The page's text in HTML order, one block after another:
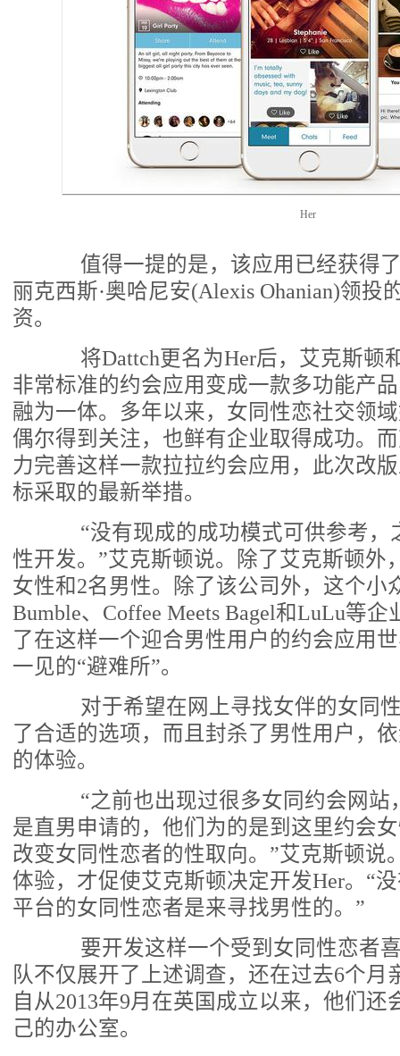
Her
值得一提的是，该应用已经获得了
丽克西斯·奥哈尼安(Alexis Ohanian)领投
资。
将Dattch更名为Her后，艾克斯顿
非常标准的约会应用变成一款多功能产
融为一体。多年以来，女同性恋社交领
偶尔得到关注，也鲜有企业取得成功。
力完善这样一款拉拉约会应用，此次改
标采取的最新举措。
“没有现成的成功模式可供参考，
性开发。”艾克斯顿说。除了艾克斯顿外
女性和2名男性。除了该公司外，这个小
Bumble、Coffee Meets Bagel和LuLu等
了在这样一个迎合男性用户的约会应用
一见的“避难所”。
对于希望在网上寻找女伴的女同性
了合适的选项，而且封杀了男性用户，
的体验。
“之前也出现过很多女同约会网站
是直男申请的，他们为的是到这里约会
改变女同性恋者的性取向。”艾克斯顿说
体验，才促使艾克斯顿决定开发Her。“
平台的女同性恋者是来寻找男性的。”
要开发这样一个受到女同性恋者喜
队不仅展开了上述调查，还在过去6个月
自从2013年9月在英国成立以来，他们还
己的办公室。